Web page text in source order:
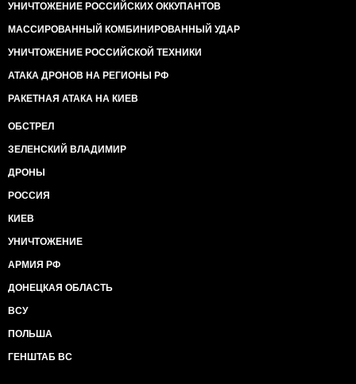
УНИЧТОЖЕНИЕ РОССИЙСКИХ ОККУПАНТОВ
МАССИРОВАННЫЙ КОМБИНИРОВАННЫЙ УДАР
УНИЧТОЖЕНИЕ РОССИЙСКОЙ ТЕХНИКИ
АТАКА ДРОНОВ НА РЕГИОНЫ РФ
РАКЕТНАЯ АТАКА НА КИЕВ
ОБСТРЕЛ
ЗЕЛЕНСКИЙ ВЛАДИМИР
ДРОНЫ
РОССИЯ
КИЕВ
УНИЧТОЖЕНИЕ
АРМИЯ РФ
ДОНЕЦКАЯ ОБЛАСТЬ
ВСУ
ПОЛЬША
ГЕНШТАБ ВС